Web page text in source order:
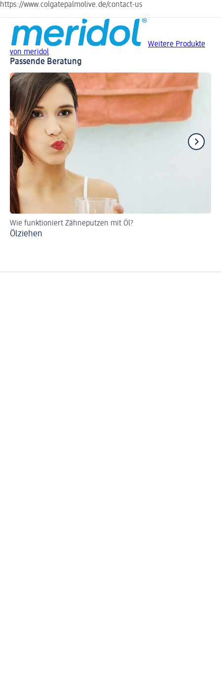
https://www.colgatepalmolive.de/contact-us
Weitere Produkte
von meridol
Passende Beratung
Wie funktioniert Zähneputzen mit Öl?
Ölziehen